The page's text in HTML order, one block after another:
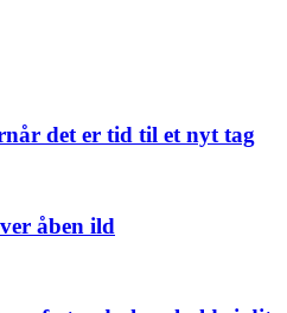
det er tid til et nyt tag
åben ild